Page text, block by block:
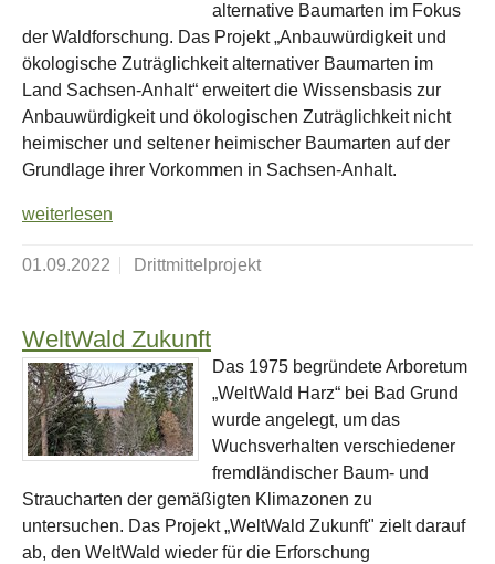
alternative Baumarten im Fokus
der Waldforschung. Das Projekt „Anbauwürdigkeit und
ökologische Zuträglichkeit alternativer Baumarten im
Land Sachsen-Anhalt“ erweitert die Wissensbasis zur
Anbauwürdigkeit und ökologischen Zuträglichkeit nicht
heimischer und seltener heimischer Baumarten auf der
Grundlage ihrer Vorkommen in Sachsen-Anhalt.
weiterlesen
01.09.2022 Drittmittelprojekt
WeltWald Zukunft
Das 1975 begründete Arboretum
„WeltWald Harz“ bei Bad Grund
wurde angelegt, um das
Wuchsverhalten verschiedener
fremdländischer Baum- und
Straucharten der gemäßigten Klimazonen zu
untersuchen. Das Projekt „WeltWald Zukunft" zielt darauf
ab, den WeltWald wieder für die Erforschung